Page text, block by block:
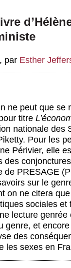
, par Esther
ne peut que se
titre
nationale des
Pour les
Périvier, elle
des
de PRESAGE
sur le
on ne citera
sociales
lecture
genre, et
des
les sexes en